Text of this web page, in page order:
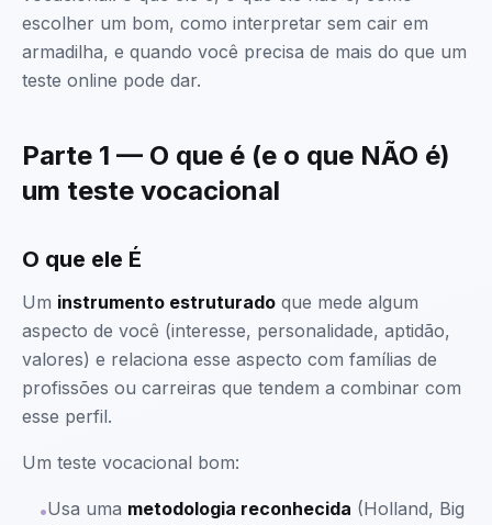
escolher um bom, como interpretar sem cair em
armadilha, e quando você precisa de mais do que um
teste online pode dar.
Parte 1 — O que é (e o que NÃO é)
um teste vocacional
O que ele É
Um instrumento estruturado que mede algum
aspecto de você (interesse, personalidade, aptidão,
valores) e relaciona esse aspecto com famílias de
profissões ou carreiras que tendem a combinar com
esse perfil.
Um teste vocacional bom:
•Usa uma metodologia reconhecida (Holland, Big